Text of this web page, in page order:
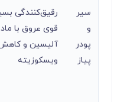
سیر
و
پودر
پیاز
رقیق‌کنندگی
قوی عروق با
آلیسین و
ویسکوزیته